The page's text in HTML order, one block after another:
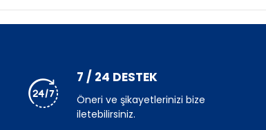
7 / 24 DESTEK
Öneri ve şikayetlerinizi bize
iletebilirsiniz.